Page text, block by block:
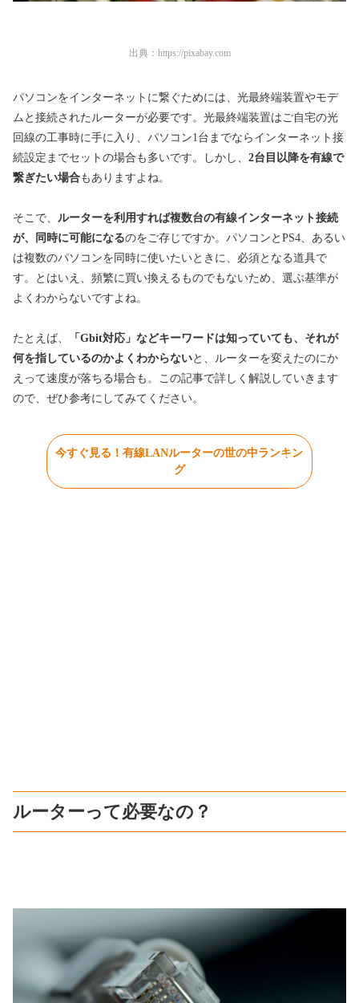
出典： https://pixabay.com
パソコンをインターネットに繋ぐためには、光最終端装置やモデ
ムと接続されたルーターが必要です。光最終端装置はご自宅の光
回線の工事時に手に入り、パソコン1台までならインターネット接
続設定までセットの場合も多いです。しかし、 2台目以降を有線で
繋ぎたい場合もありますよね。
そこで、 ルーターを利用すれば複数台の有線インターネット接続
が、同時に可能になるのをご存じですか。パソコンとPS4、あるい
は複数のパソコンを同時に使いたいときに、必須となる道具で
す。とはいえ、頻繁に買い換えるものでもないため、選ぶ基準が
よくわからないですよね。
たとえば、
「Gbit対応」などキーワードは知っていても、それが
何を指しているのかよくわからないと、ルーターを変えたのにか
えって速度が落ちる場合も。この記事で詳しく解説していきます
ので、ぜひ参考にしてみてください。
今すぐ見る！有線LANルーターの世の中ランキン
グ
ルーターって必要なの？